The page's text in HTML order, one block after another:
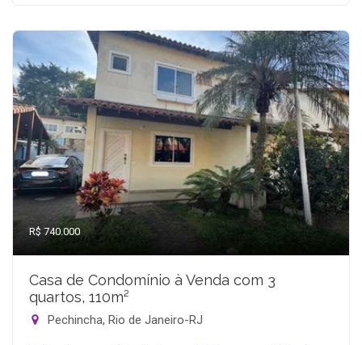
R$ 740.000
Casa de Condomínio à Venda com 3
quartos, 110m²
Pechincha, Rio de Janeiro-RJ